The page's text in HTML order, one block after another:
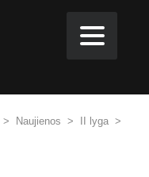
> Naujienos > II lyga >